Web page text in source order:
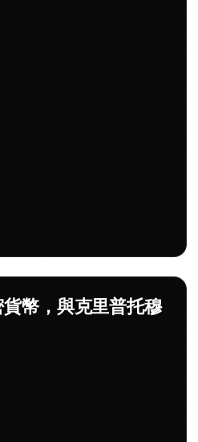
幣，與克里普托穆